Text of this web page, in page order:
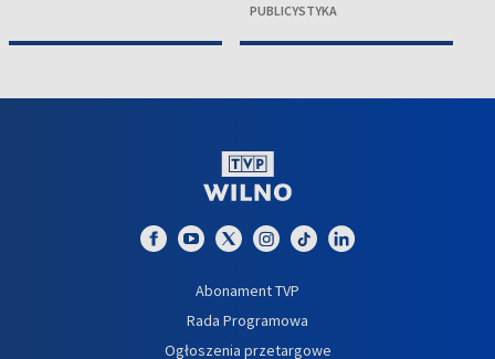
PUBLICYSTYKA
Abonament TVP
Rada Programowa
Ogłoszenia przetargowe